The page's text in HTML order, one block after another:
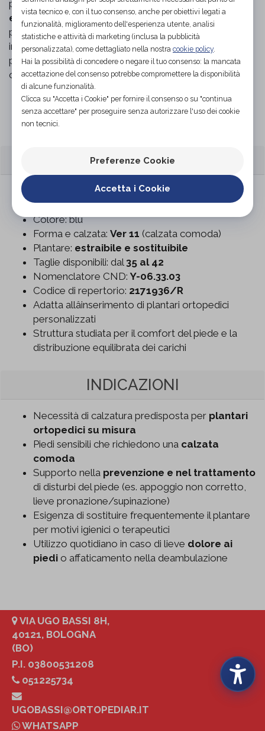
presenza di lievi deformità. È dotata diplantare
estraibile e sostituibile, consentendo l’utilizzo di
plantari su misura senza compromettere lo spazio
interno. Disponibile nelle taglie dal 35 al 42, è indicata
per chi necessita di un valido supporto in ambito
ortopedico e preventivo.
Organizza prova in negozio
CARATTERISTICHE
Famiglia: predisposta per plantari su misura
Materiale: tomaia in finituraCaicos blu
Colore: blu
Forma e calzata: Ver 11 (calzata comoda)
Plantare: estraibile e sostituibile
Taglie disponibili: dal 35 al 42
Nomenclatore CND: Y-06.33.03
Codice di repertorio: 2171936/R
Adatta allâinserimento di plantari ortopedici
personalizzati
Struttura studiata per il comfort del piede e la
distribuzione equilibrata dei carichi
INDICAZIONI
Necessità di calzatura predisposta per plantari
ortopedici su misura
Piedi sensibili che richiedono una calzata
comoda
Supporto nella prevenzione e nel trattamento
di disturbi del piede (es. appoggio non corretto,
lieve pronazione/supinazione)
Esigenza di sostituire frequentemente il plantare
per motivi igienici o terapeutici
Utilizzo quotidiano in caso di lieve dolore ai
piedi o affaticamento nella deambulazione
VIA UGO BASSI 8H,
40121, BOLOGNA
(BO)
P.I. 03800531208
051225734
UGOBASSI@ORTOPEDIAR.IT
WHATSAPP
vista tecnico e, con il tuo consenso, anche per obiettivi legati a
funzionalità, miglioramento dell'esperienza utente, analisi
statistiche e attività di marketing (inclusa la pubblicità
personalizzata), come dettagliato nella nostra cookie policy.
Hai la possibilità di concedere o negare il tuo consenso: la mancata
accettazione del consenso potrebbe compromettere la disponibilità
di alcune funzionalità.
Clicca su "Accetta i Cookie" per fornire il consenso o su "continua
senza accettare" per proseguire senza autorizzare l'uso dei cookie
non tecnici.
Preferenze Cookie
Accetta i Cookie